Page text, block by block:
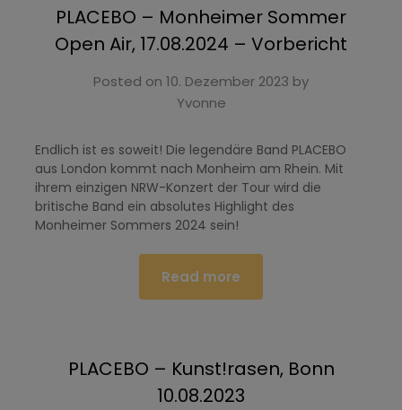
PLACEBO – Monheimer Sommer
Open Air, 17.08.2024 – Vorbericht
Posted on 10. Dezember 2023 by
Yvonne
Endlich ist es soweit! Die legendäre Band PLACEBO
aus London kommt nach Monheim am Rhein. Mit
ihrem einzigen NRW-Konzert der Tour wird die
britische Band ein absolutes Highlight des
Monheimer Sommers 2024 sein!
Read more
PLACEBO – Kunst!rasen, Bonn
10.08.2023